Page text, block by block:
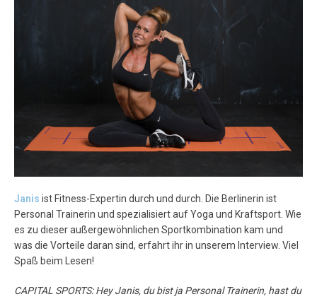
[ 21. April 2016 ]
Yearwood – Judo
Janis ist Fitness-Expertin durch und durch. Die Berlinerin ist
Personal Trainerin und spezialisiert auf Yoga und Kraftsport. Wie
es zu dieser außergewöhnlichen Sportkombination kam und
was die Vorteile daran sind, erfahrt ihr in unserem Interview. Viel
Spaß beim Lesen!
CAPITAL SPORTS: Hey Janis, du bist ja Personal Trainerin, hast du